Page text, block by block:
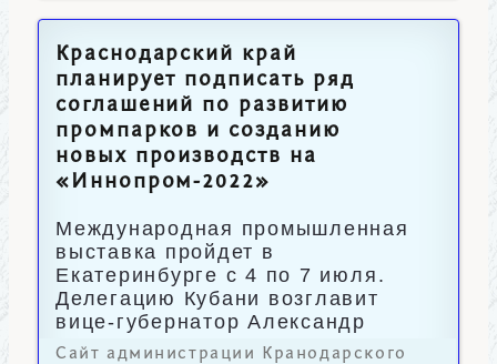
Краснодарский край
планирует подписать ряд
соглашений по развитию
промпарков и созданию
новых производств на
«Иннопром-2022»
Международная промышленная
выставка пройдет в
Екатеринбурге с 4 по 7 июля.
Делегацию Кубани возглавит
вице-губернатор Александр
Руппель.
Сайт администрации Кранодарского